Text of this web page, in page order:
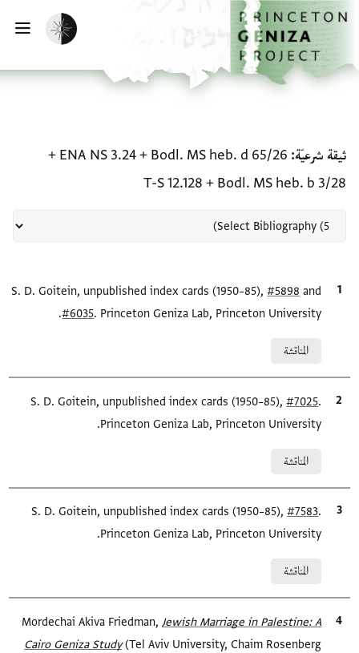
إلى المحتوى الرئيسي
الرئيسية
تفعيل الوضع المظلم
ثيقة شرعيّة Bodl. MS heb. d 65/26
+
ENA NS 3.24
+
Bodl. MS heb. b 3/28
+
T-S 12.128
الاقتباس المرجعيS. D. Goitein, unpublished index cards (1950–85),#5898 and
#6035 . Princeton Geniza Lab, Princeton University.
المناقشة
الاقتباس المرجعيS. D. Goitein, unpublished index cards (1950–85),#7025
Princeton Geniza Lab, Princeton University.
المناقشة
الاقتباس المرجعيS. D. Goitein, unpublished index cards (1950–85),#7583
Princeton Geniza Lab, Princeton University.
المناقشة
الاقتباس المرجعي Mordechai Akiva Friedman,Jewish Marriage in Palestine: A
Cairo Geniza Study(Tel Aviv University, Chaim Rosenberg